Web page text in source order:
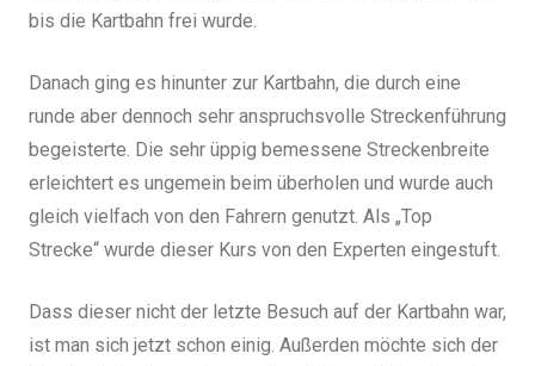
bis die Kartbahn frei wurde.
Danach ging es hinunter zur Kartbahn, die durch eine
runde aber dennoch sehr anspruchsvolle Streckenführung
begeisterte. Die sehr üppig bemessene Streckenbreite
erleichtert es ungemein beim überholen und wurde auch
gleich vielfach von den Fahrern genutzt. Als „Top
Strecke“ wurde dieser Kurs von den Experten eingestuft.
Dass dieser nicht der letzte Besuch auf der Kartbahn war,
ist man sich jetzt schon einig. Außerden möchte sich der